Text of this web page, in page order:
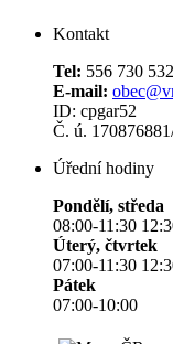
Kontakt
Tel: 556 730 532
E-mail:
ID: cpgar52
Č. ú.
Úřední hodiny
Pondělí, středa
08:00-11:30
Úterý, čtvrtek
07:00-11:30
Pátek
07:00-10:00